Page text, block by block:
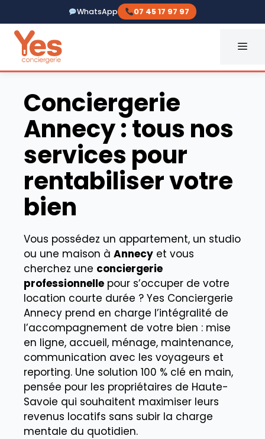
au
contenu
WhatsApp 07 45 17 97 97
Conciergerie
Annecy : tous nos
services pour
rentabiliser votre
bien
Vous possédez un appartement, un studio
ou une maison à Annecy et vous
cherchez une conciergerie
professionnelle pour s’occuper de votre
location courte durée ? Yes Conciergerie
Annecy prend en charge l’intégralité de
l’accompagnement de votre bien : mise
en ligne, accueil, ménage, maintenance,
communication avec les voyageurs et
reporting. Une solution 100 % clé en main,
pensée pour les propriétaires de Haute-
Savoie qui souhaitent maximiser leurs
revenus locatifs sans subir la charge
mentale du quotidien.